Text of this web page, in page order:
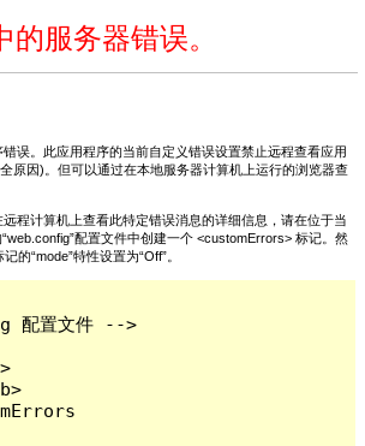
的服务器错误。
误。此应用程序的当前自定义错误设置禁止远程查看应用
原因)。但可以通过在本地服务器计算机上运行的浏览器查
程计算机上查看此特定错误消息的详细信息，请在位于当
配置文件中创建一个 <customErrors> 标记。然
的“mode”特性设置为“Off”。
配置文件 -->